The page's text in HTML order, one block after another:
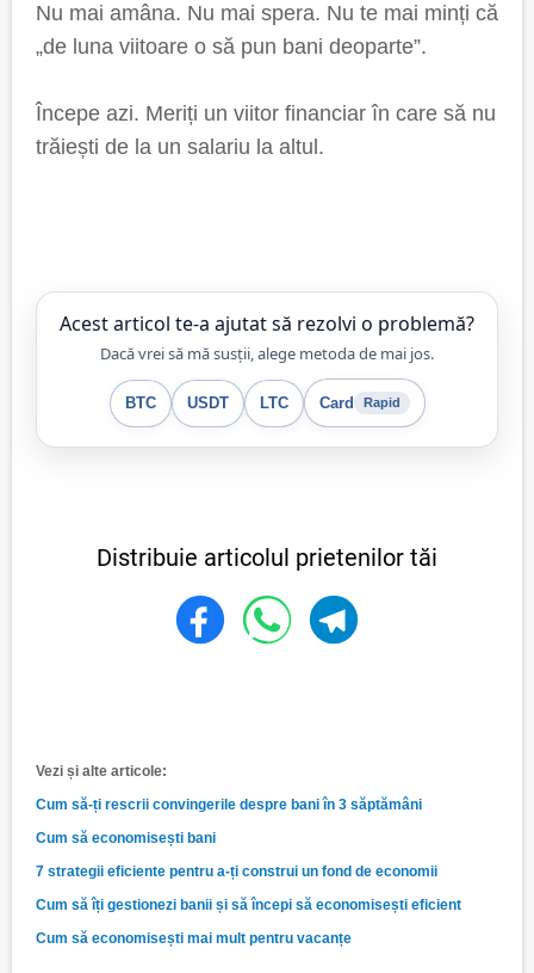
Nu mai amâna. Nu mai spera. Nu te mai minți că
„de luna viitoare o să pun bani deoparte”.
Începe azi. Meriți un viitor financiar în care să nu
trăiești de la un salariu la altul.
Acest articol te-a ajutat să rezolvi o problemă?
Dacă vrei să mă susții, alege metoda de mai jos.
BTC USDT LTC Card Rapid
Distribuie articolul prietenilor tăi
Vezi și alte articole:
Cum să-ți rescrii convingerile despre bani în 3 săptămâni
Cum să economisești bani
7 strategii eficiente pentru a-ți construi un fond de economii
Cum să îți gestionezi banii și să începi să economisești eficient
Cum să economisești mai mult pentru vacanțe